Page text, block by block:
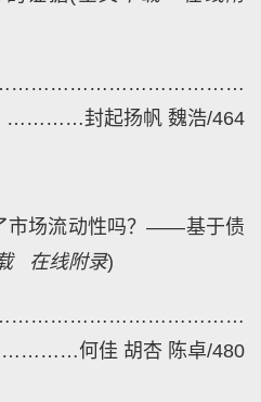
…………封起扬帆 魏浩/464
市场流动性吗？——基于债
在线附录)
…………何佳 胡杏 陈卓/480